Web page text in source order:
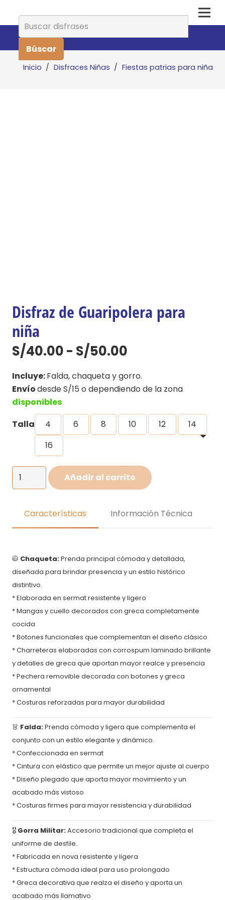
Buscar:
Inicio / Disfraces Niñas / Fiestas patrias para niña
Disfraz de Guaripolera para
niña
S/40.00- S/50.00
precios:
desde
hasta
S/50.00
Incluye:Falda, chaqueta y gorro.
Envíodesde S/15 o dependiendo de la zona
disponibles
Talla
4 6 8 10 12
14
16
Disfraz
de
para
Añadir al carrito
Características Información Técnica
🧥 Chaqueta:Prenda principal cómoda y detallada,
diseñada para brindar presencia y un estilo histórico
distintivo.
* Elaborada en sermat resistente y ligero
* Mangas y cuello decorados con greca completamente
cocida
* Botones funcionales que complementan el diseño clásico
* Charreteras elaboradas con corrospum laminado brillante
y detalles de greca que aportan mayor realce y presencia
* Pechera removible decorada con botones y greca
ornamental
* Costuras reforzadas para mayor durabilidad
👗 Falda:Prenda cómoda y ligera que complementa el
conjunto con un estilo elegante y dinámico.
* Confeccionada en sermat
* Cintura con elástico que permite un mejor ajuste al cuerpo
* Diseño plegado que aporta mayor movimiento y un
acabado más vistoso
* Costuras firmes para mayor resistencia y durabilidad
🎖️ Gorra Militar:Accesorio tradicional que completa el
uniforme de desfile.
* Fabricada en nova resistente y ligera
* Estructura cómoda ideal para uso prolongado
* Greca decorativa que realza el diseño y aporta un
acabado más llamativo